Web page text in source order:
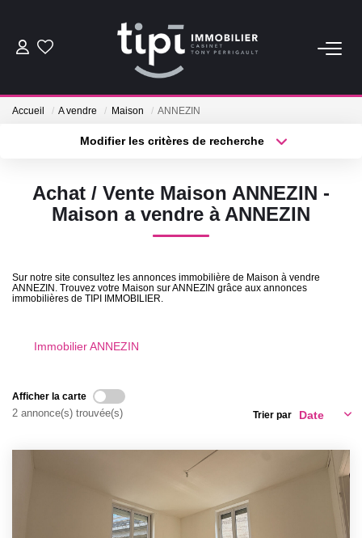
ACHETER
Nos Biens Loués
Vendre
RECRUTEMENT
AGENCE
Accueil A vendre Maison ANNEZIN
Modifier les critères de recherche
Sélectionnez...
Type de bien
Surface min
Créer une alerte
Achat / Vente Maison ANNEZIN -
Maison a vendre à ANNEZIN
Sur notre site consultez les annonces immobilière de Maison à vendre
ANNEZIN. Trouvez votre Maison sur ANNEZIN grâce aux annonces
immobilières de TIPI IMMOBILIER.
Immobilier ANNEZIN
Afficher la carte
2 annonce(s) trouvée(s) Trier par